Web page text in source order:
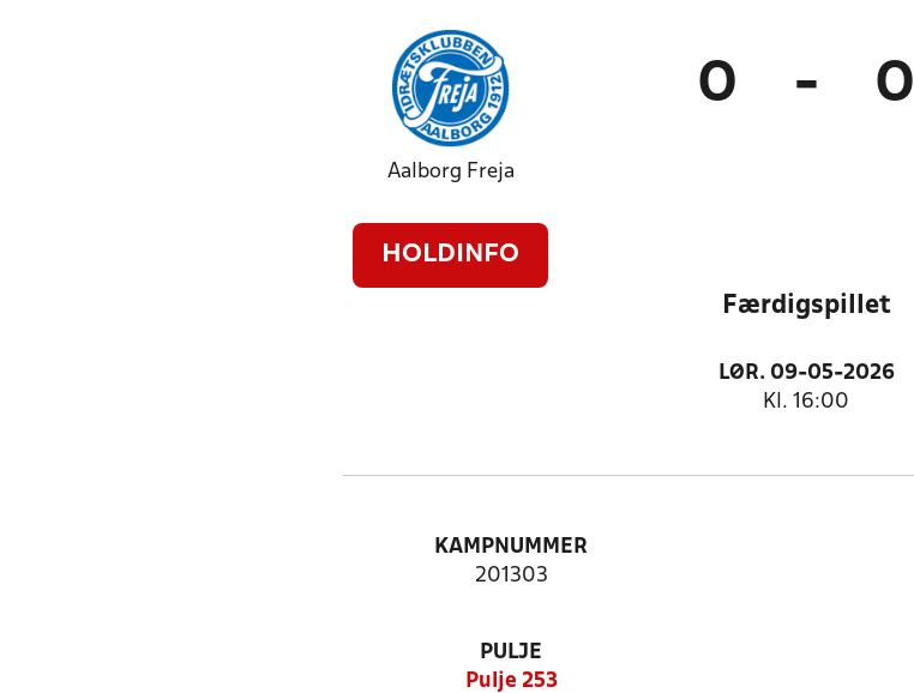
Aalborg Freja
HOLDINFO
0 - 0
Færdigspillet
LØR. 09-05-2026
Kl. 16:00
KAMPNUMMER
201303
PULJE
Pulje 253